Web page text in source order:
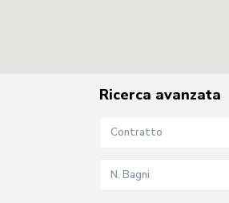
Ricerca avanzata
Contratto
N. Bagni